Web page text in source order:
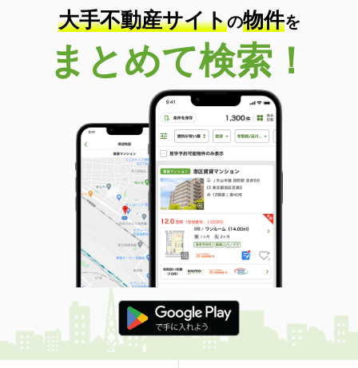
間取り
1K
長崎県長崎市上小島２
価 格
5.10万円
長崎県長崎市上小島２
19.87m²
間取り
1K
長崎県長崎市弥生町
価 格
3.50万円
住 所
長崎県長崎市弥生町
専有面積 35m²
間取り
2K
長崎県長崎市宝栄町
価 格
3.70万円
住 所
長崎県長崎市宝栄町
専有面積
大手不動産サイトの物件を
まとめて検索！